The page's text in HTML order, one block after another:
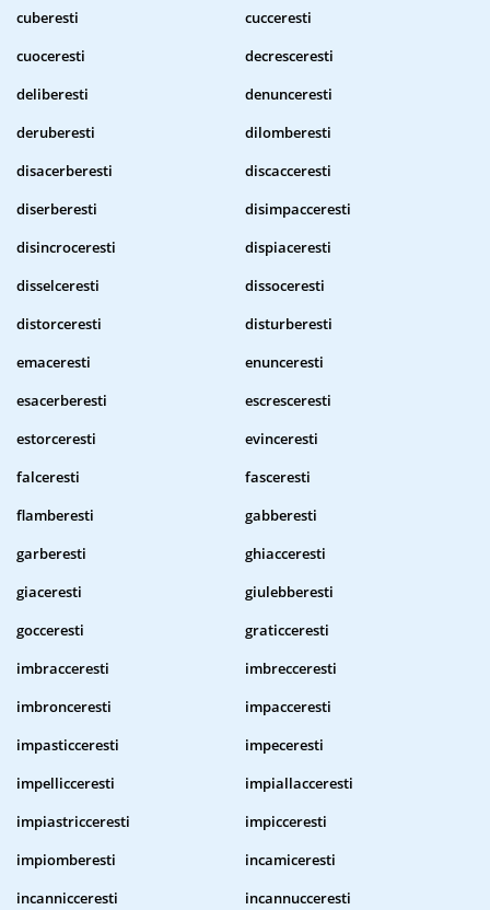
cuberesti
cucceresti
cuoceresti
decresceresti
deliberesti
denunceresti
deruberesti
dilomberesti
disacerberesti
discacceresti
diserberesti
disimpacceresti
disincroceresti
dispiaceresti
disselceresti
dissoceresti
distorceresti
disturberesti
emaceresti
enunceresti
esacerberesti
escresceresti
estorceresti
evinceresti
falceresti
fasceresti
flamberesti
gabberesti
garberesti
ghiacceresti
giaceresti
giulebberesti
gocceresti
graticceresti
imbracceresti
imbrecceresti
imbronceresti
impacceresti
impasticceresti
impeceresti
impellicceresti
impiallacceresti
impiastricceresti
impicceresti
impiomberesti
incamiceresti
incannicceresti
incannucceresti